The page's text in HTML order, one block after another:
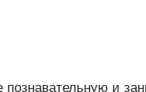
познавательную и